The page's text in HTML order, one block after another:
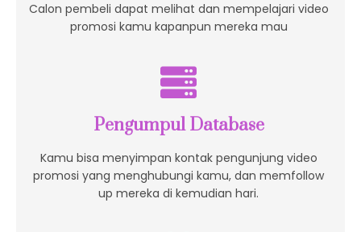
Calon pembeli dapat melihat dan mempelajari video
promosi kamu kapanpun mereka mau
Pengumpul Database
Kamu bisa menyimpan kontak pengunjung video
promosi yang menghubungi kamu, dan memfollow
up mereka di kemudian hari.